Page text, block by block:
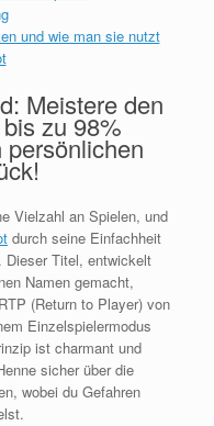
und wie man sie nutzt
Meistere den
zu 98%
Vielzahl an Spielen, und
durch seine Einfachheit
Dieser Titel, entwickelt
Namen gemacht,
(Return to Player) von
Einzelspielermodus
ist charmant und
sicher über die
wobei du Gefahren